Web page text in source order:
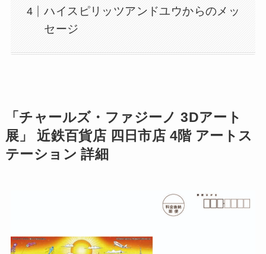
ハイスピリッツアンドユウからのメッ
セージ
「チャールズ・ファジーノ 3Dアート
展」 近鉄百貨店 四日市店 4階 アートス
テーション 詳細